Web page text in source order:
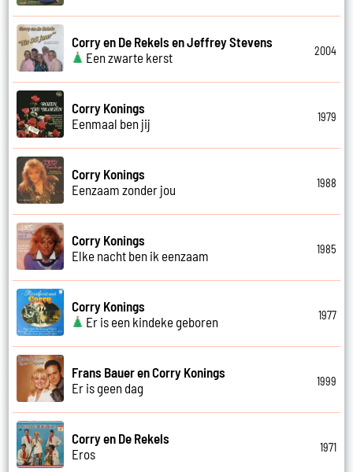
Corry en De Rekels en Jeffrey Stevens
Een zwarte kerst
2004
Corry Konings
Eenmaal ben jij
1979
Corry Konings
Eenzaam zonder jou
1988
Corry Konings
Elke nacht ben ik eenzaam
1985
Corry Konings
Er is een kindeke geboren
1977
Frans Bauer en Corry Konings
Er is geen dag
1999
Corry en De Rekels
Eros
1971